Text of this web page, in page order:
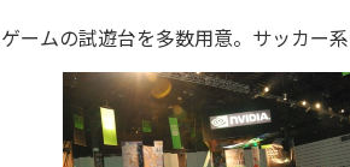
ームの試遊台を多数用意。サッカー系